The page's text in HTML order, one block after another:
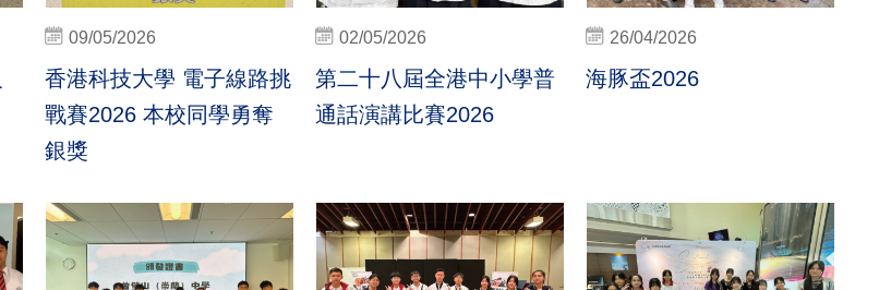
09/05/2026
香港科技大學 電子線路挑
戰賽2026 本校同學勇奪
銀獎
02/05/2026
第二十八屆全港中小學普
通話演講比賽2026
26/04/2026
海豚盃2026